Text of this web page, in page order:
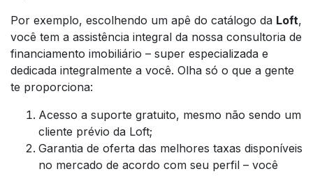
Por exemplo, escolhendo um apê do catálogo da Loft,
você tem a assistência integral da nossa consultoria de
financiamento imobiliário – super especializada e
dedicada integralmente a você. Olha só o que a gente
te proporciona:
Acesso a suporte gratuito, mesmo não sendo um
cliente prévio da Loft;
Garantia de oferta das melhores taxas disponíveis
no mercado de acordo com seu perfil – você